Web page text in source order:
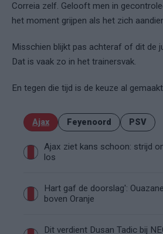
Correia zelf. Gelooft men in
het moment grijpen als het zich
Misschien blijkt pas achteraf of dit de
Dat is vaak zo in het trainersvak.
En tegen die tijd is de keuze al
Ajax Feyenoord PSV
Ajax ziet kans schoon: strijd
los
Hart gaf de doorslag':
boven Oranje
Dit verdient Dusan Tadic bij